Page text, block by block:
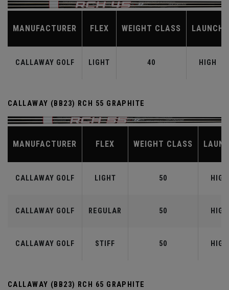
MANUFACTURER FLEX WEIGHT CLASS LAUNCH
CALLAWAY GOLF LIGHT 40 HIGH
CALLAWAY (BB23) RCH 55 GRAPHITE
MANUFACTURER FLEX WEIGHT CLASS
CALLAWAY GOLF LIGHT 50 HIGH
CALLAWAY GOLF REGULAR 50 HIGH
CALLAWAY GOLF STIFF 50 HIGH
CALLAWAY (BB23) RCH 65 GRAPHITE